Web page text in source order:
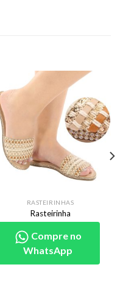
RASTEIRINHAS
Rasteirinha
Compre no
WhatsApp